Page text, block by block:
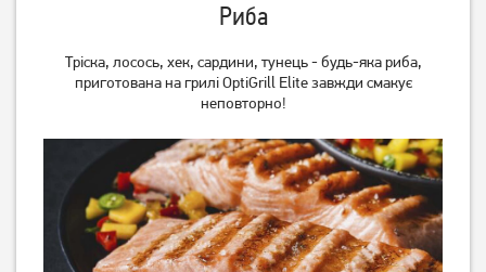
Риба
Тріска, лосось, хек, сардини, тунець - будь-яка риба,
приготована на грилі OptiGrill Elite завжди смакує
неповторно!